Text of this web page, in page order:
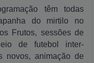
têm todas
do mirtilo no
Frutos, sessões de
de futebol inter-
novos, animação de